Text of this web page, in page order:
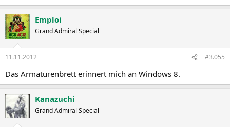
Emploi
Grand Admiral Special
11.11.2012 #3.055
Das Armaturenbrett erinnert mich an Windows 8.
Kanazuchi
Grand Admiral Special